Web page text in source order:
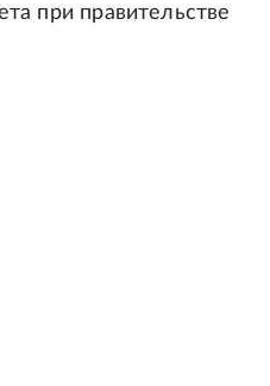
при правительстве